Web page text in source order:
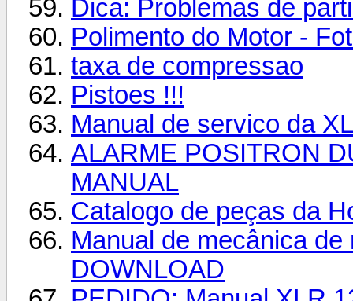
Dica: Problemas de
Polimento do Motor -
taxa de compressao
Pistoes !!!
Manual de servico da
ALARME POSITRON
MANUAL
Catalogo de peças da
Manual de mecânica
DOWNLOAD